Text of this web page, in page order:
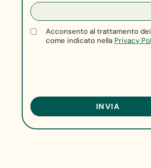
Acconsento al trattamento
come indicato nella Privacy